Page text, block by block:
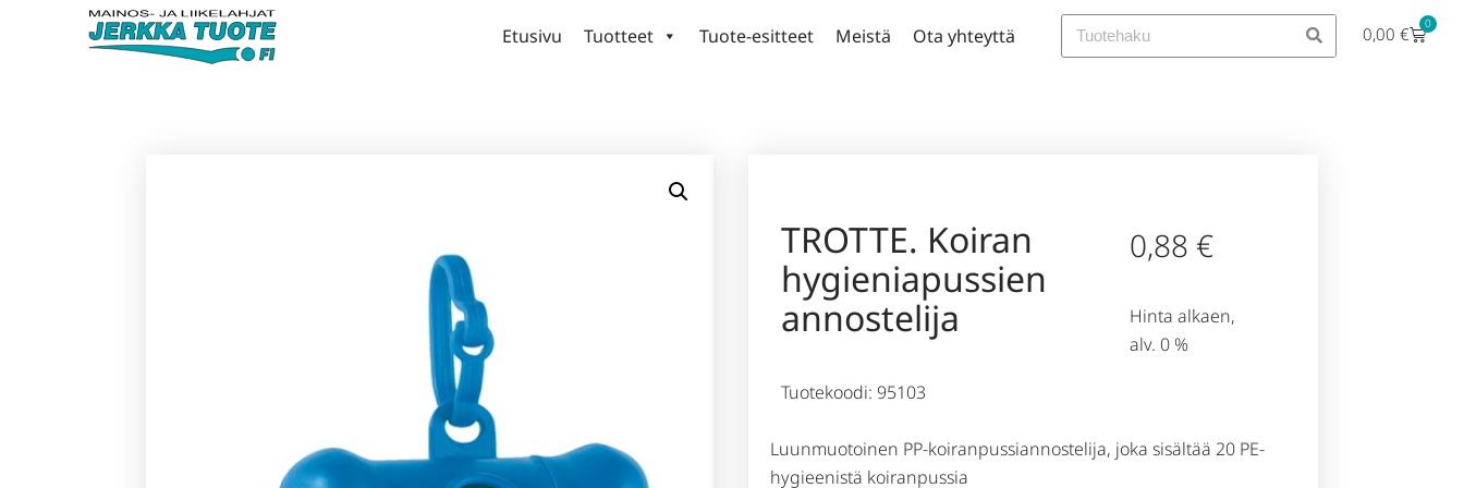
Etusivu Tuotteet Tuote-esitteet Meistä Ota yhteyttä 0,00€ 0
TROTTE. Koiran
hygieniapussien
annostelija
Tuotekoodi: 95103
0,88 €
Hinta alkaen,
alv. 0 %
Luunmuotoinen PP-koiranpussiannostelija, joka sisältää 20 PE-
hygieenistä koiranpussia